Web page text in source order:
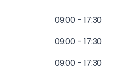
09:00 - 17:30
09:00 - 17:30
09:00 - 17:30